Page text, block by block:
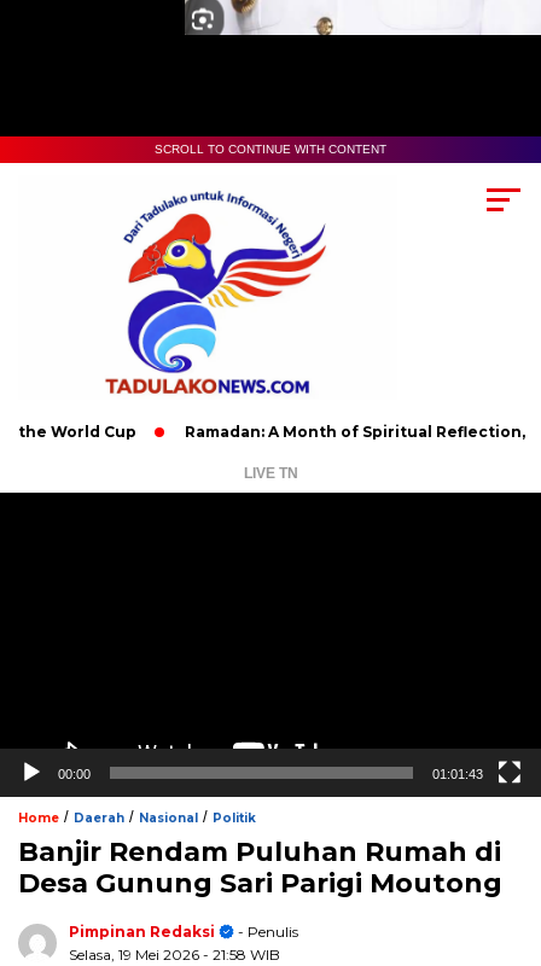
SCROLL TO CONTINUE WITH CONTENT
Cup Ramadan: A Month of Spiritual Reflection,
LIVE TN
00:00 01:01:43
Home / Daerah / Nasional / Politik
Banjir Rendam Puluhan Rumah di
Desa Gunung Sari Parigi Moutong
Pimpinan Redaksi
- Penulis
Selasa, 19 Mei 2026 - 21:58 WIB